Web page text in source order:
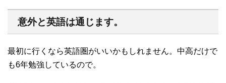
意外と英語は通じます。
最初に行くなら英語圏がいいかもしれません。中高だけで
も6年勉強しているので。